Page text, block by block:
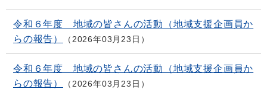
令和６年度 地域の皆さんの活動（地域支援企画員か
らの報告）
2026年03月23日
令和６年度 地域の皆さんの活動（地域支援企画員か
らの報告）
2026年03月23日